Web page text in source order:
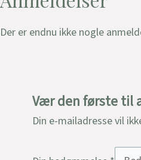
Der er endnu ikke nogle
Vær den første til
Din e-mailadresse vil